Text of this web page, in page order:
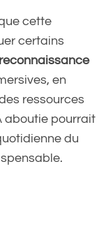
cette
certains
reconnaissance
en
ressources
aboutie pourrait
du